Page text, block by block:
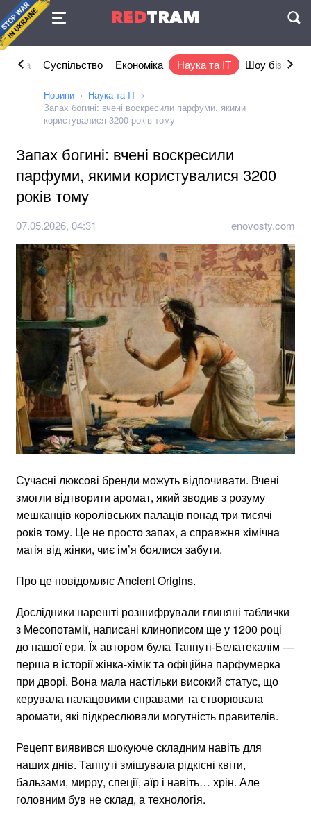
REDTRAM
Угода
Суспільство Економіка Наука та IT Шоу бізнес
Новини
Наука та IT
Запах богині: вчені воскресили парфуми, якими
користувалися 3200 років тому
Запах богині: вчені воскресили
парфуми, якими користувалися 3200
років тому
07.05.2026, 04:31 enovosty.com
Сучасні люксові бренди можуть відпочивати. Вчені
змогли відтворити аромат, який зводив з розуму
мешканців королівських палаців понад три тисячі
років тому. Це не просто запах, а справжня хімічна
магія від жінки, чиє ім’я боялися забути.
Про це повідомляє Ancient Origins.
Дослідники нарешті розшифрували глиняні таблички
з Месопотамії, написані клинописом ще у 1200 році
до нашої ери. Їх автором була Таппуті-Белатекалім —
перша в історії жінка-хімік та офіційна парфумерка
при дворі. Вона мала настільки високий статус, що
керувала палацовими справами та створювала
аромати, які підкреслювали могутність правителів.
Рецепт виявився шокуюче складним навіть для
наших днів. Таппуті змішувала рідкісні квіти,
бальзами, мирру, спеції, аїр і навіть… хрін. Але
головним був не склад, а технологія.